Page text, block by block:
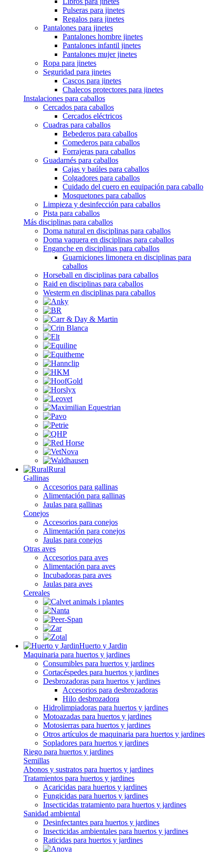
Pulseras para jinetes
Regalos para jinetes
Pantalones para jinetes
Pantalones hombre jinetes
Pantalones infantil jinetes
Pantalones mujer jinetes
Ropa para jinetes
Seguridad para jinetes
Cascos para jinetes
Chalecos protectores para jinetes
Instalaciones para caballos
Cercados para caballos
Cercados eléctricos
Cuadras para caballos
Bebederos para caballos
Comederos para caballos
Forrajeras para caballos
Guadarnés para caballos
Cajas y baúles para caballos
Colgadores para caballos
Cuidado del cuero en equipación para caballo
Mosquetones para caballos
Limpieza y desinfección para caballos
Pista para caballos
Más disciplinas para caballos
Doma natural en disciplinas para caballos
Doma vaquera en disciplinas para caballos
Enganche en disciplinas para caballos
Guarniciones limonera en disciplinas para
caballos
Horseball en disciplinas para caballos
Raid en disciplinas para caballos
Westerm en disciplinas para caballos
Rural
Gallinas
Accesorios para gallinas
Alimentación para gallinas
Jaulas para gallinas
Conejos
Accesorios para conejos
Alimentación para conejos
Jaulas para conejos
Otras aves
Accesorios para aves
Alimentación para aves
Incubadoras para aves
Jaulas para aves
Cereales
Huerto y Jardin
Maquinaria para huertos y jardines
Consumibles para huertos y jardines
Cortacéspedes para huertos y jardines
Desbrozadoras para huertos y jardines
Accesorios para desbrozadoras
Hilo desbrozadora
Hidrolimpiadoras para huertos y jardines
Motoazadas para huertos y jardines
Motosierras para huertos y jardines
Otros artículos de maquinaria para huertos y jardines
Sopladores para huertos y jardines
Riego para huertos y jardines
Semillas
Abonos y sustratos para huertos y jardines
Tratamientos para huertos y jardines
Acaricidas para huertos y jardines
Fungicidas para huertos y jardines
Insecticidas tratamiento para huertos y jardines
Sanidad ambiental
Desinfectantes para huertos y jardines
Insecticidas ambientales para huertos y jardines
Raticidas para huertos y jardines